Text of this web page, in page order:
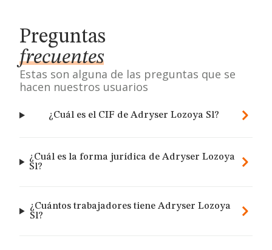
Preguntas
frecuentes
Estas son alguna de las preguntas que se
hacen nuestros usuarios
¿Cuál es el CIF de Adryser Lozoya Sl?
¿Cuál es la forma jurídica de Adryser Lozoya
Sl?
¿Cuántos trabajadores tiene Adryser Lozoya
Sl?